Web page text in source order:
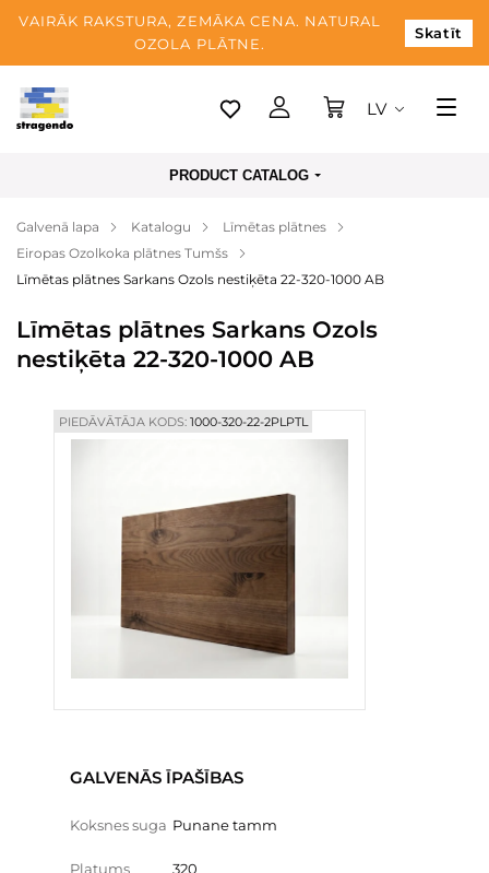
VAIRĀK RAKSTURA, ZEMĀKA CENA. NATURAL
OZOLA PLĀTNE.
Skatīt
Tallina
Apmaksa
Par mums
Blogs
Kontaktinformācija
LV
PRODUCT CATALOG
Galvenā lapa Katalogu
Līmētas plātnes
Eiropas Ozolkoka plātnes Tumšs
Līmētas plātnes Sarkans Ozols nestiķēta 22-320-1000 AB
Līmētas plātnes Sarkans Ozols
nestiķēta 22-320-1000 AB
PIEDĀVĀTĀJA KODS:1000-320-22-2PLPTL
GALVENĀS ĪPAŠĪBAS
Koksnes suga Punane tamm
Platums 320